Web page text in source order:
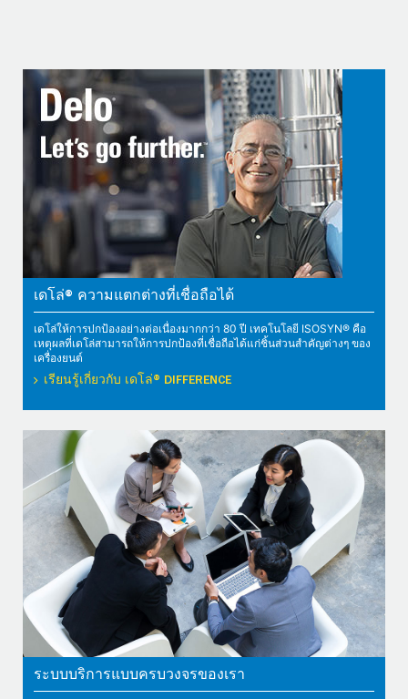
เดโล่® ความแตกต่างที่เชื่อถือได้
เดโล่ให้การปกป้องอย่างต่อเนื่องมากกว่า 80 ปี เทคโนโลยี ISOSYN® คือ
เหตุผลที่เดโล่สามารถให้การปกป้องที่เชื่อถือได้แก่ชิ้นส่วนสำคัญต่างๆ ของ
เครื่องยนต์
เรียนรู้เกี่ยวกับ เดโล่® DIFFERENCE
ระบบบริการแบบครบวงจรของเรา